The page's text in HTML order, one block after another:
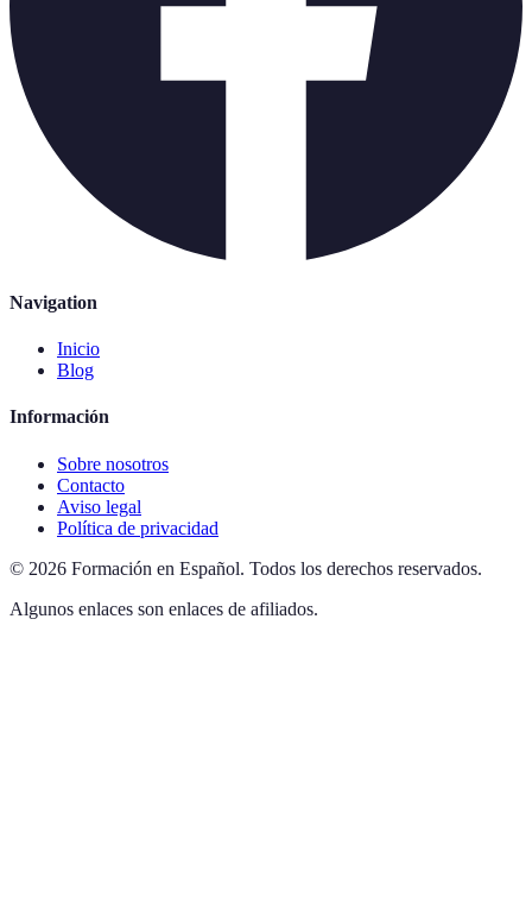
Navigation
Inicio
Blog
Información
Sobre nosotros
Contacto
Aviso legal
Política de privacidad
© 2026 Formación en Español. Todos los derechos reservados.
Algunos enlaces son enlaces de afiliados.